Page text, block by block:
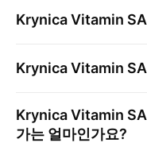
Krynica Vitamin SA
Krynica Vitamin SA
Krynica Vitamin SA
가는 얼마인가요?